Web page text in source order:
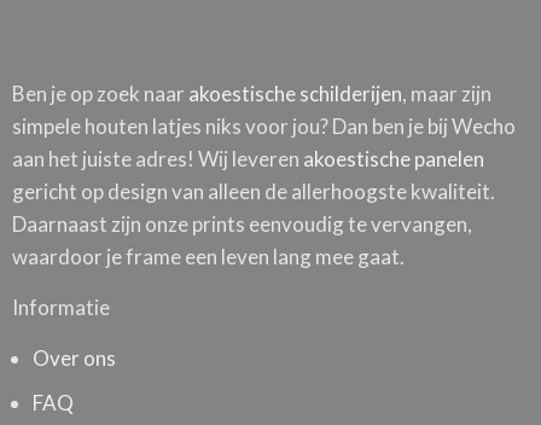
Ben je op zoek naar akoestische schilderijen, maar zijn
simpele houten latjes niks voor jou? Dan ben je bij Wecho
aan het juiste adres! Wij leveren akoestische panelen
gericht op design van alleen de allerhoogste kwaliteit.
Daarnaast zijn onze prints eenvoudig te vervangen,
waardoor je frame een leven lang mee gaat.
Informatie
Over ons
FAQ